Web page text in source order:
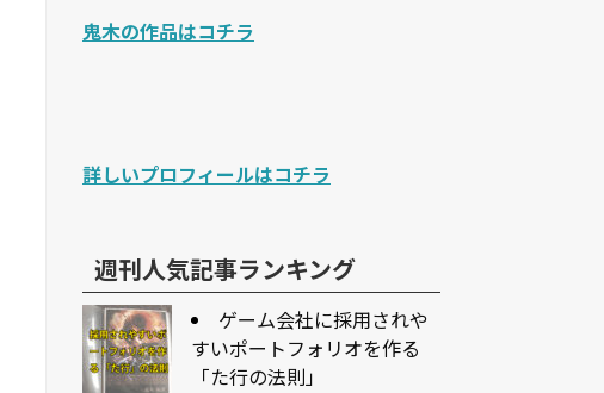
鬼木の作品はコチラ
詳しいプロフィールはコチラ
週刊人気記事ランキング
ゲーム会社に採用されや
すいポートフォリオを作る
「た行の法則」